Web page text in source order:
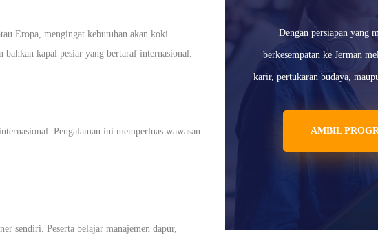
Eropa, mengingat kebutuhan akan koki
kapal pesiar yang bertaraf internasional.
Pengalaman ini memperluas wawasan
sendiri. Peserta belajar manajemen dapur,
Dengan persiapan yang
berkesempatan ke Jerman
karir, pertukaran budaya,
AMBIL